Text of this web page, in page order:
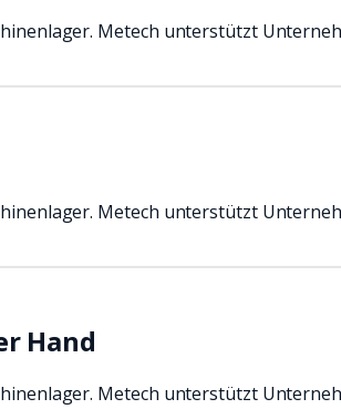
Metech unterstützt
Metech unterstützt
Hand
Metech unterstützt